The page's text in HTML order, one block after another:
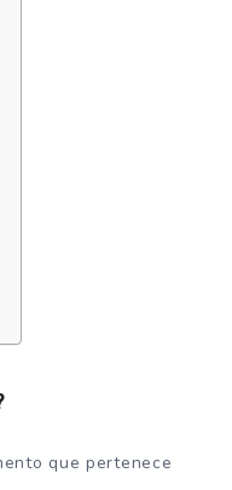
que pertenece